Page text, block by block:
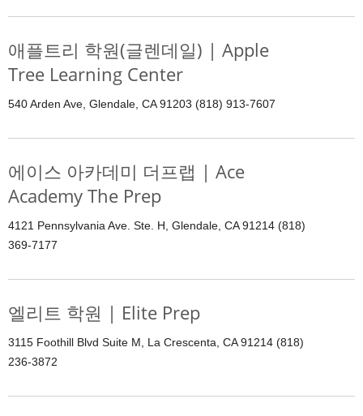
애플트리 학원(글렌데일) | Apple
Tree Learning Center
540 Arden Ave, Glendale, CA 91203 (818) 913-7607
에이스 아카데미 더프랩 | Ace
Academy The Prep
4121 Pennsylvania Ave. Ste. H, Glendale, CA 91214 (818)
369-7177
엘리트 학원 | Elite Prep
3115 Foothill Blvd Suite M, La Crescenta, CA 91214 (818)
236-3872